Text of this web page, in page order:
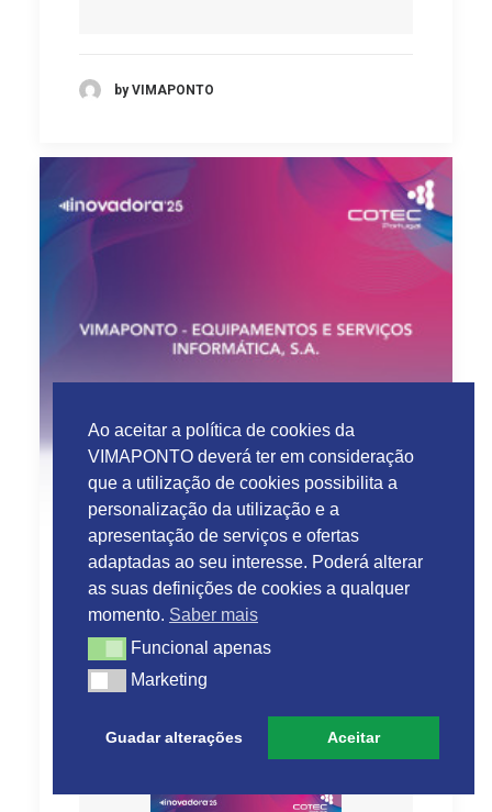
by VIMAPONTO
VIMAPONTO distinguida
novamente Empresa
Inovadora COTEC 2025
Ao aceitar a política de cookies da
VIMAPONTO deverá ter em consideração
que a utilização de cookies possibilita a
personalização da utilização e a
apresentação de serviços e ofertas
adaptadas ao seu interesse. Poderá alterar
as suas definições de cookies a qualquer
momento. Saber mais
Funcional apenas
Funcional apenas
Marketing
Marketing
Guadar alterações Aceitar